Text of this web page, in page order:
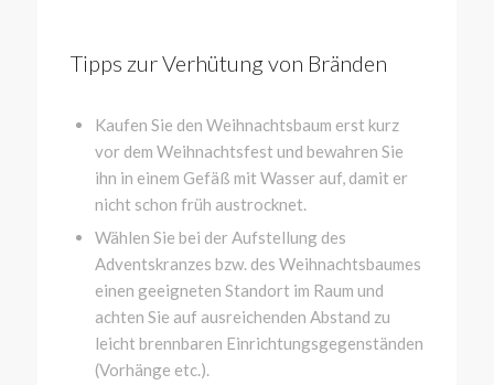
Tipps zur Verhütung von Bränden
Kaufen Sie den Weihnachtsbaum erst kurz
vor dem Weihnachtsfest und bewahren Sie
ihn in einem Gefäß mit Wasser auf, damit er
nicht schon früh austrocknet.
Wählen Sie bei der Aufstellung des
Adventskranzes bzw. des Weihnachtsbaumes
einen geeigneten Standort im Raum und
achten Sie auf ausreichenden Abstand zu
leicht brennbaren Einrichtungsgegenständen
(Vorhänge etc.).